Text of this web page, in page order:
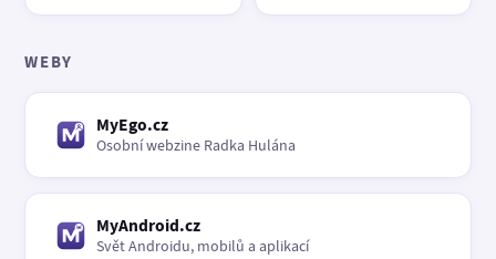
WEBY
MyEgo.cz
Osobní webzine Radka Hulána
MyAndroid.cz
Svět Androidu, mobilů a aplikací